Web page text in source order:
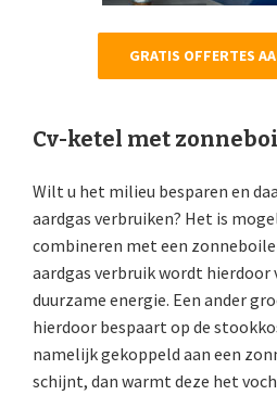
GRATIS OFFERTES
Cv-ketel met
Wilt u het milieu besparen en
aardgas verbruiken? Het is
combineren met een
aardgas verbruik wordt hierdoor
duurzame energie. Een ander
hierdoor bespaart op de
namelijk gekoppeld aan een
schijnt, dan warmt deze het